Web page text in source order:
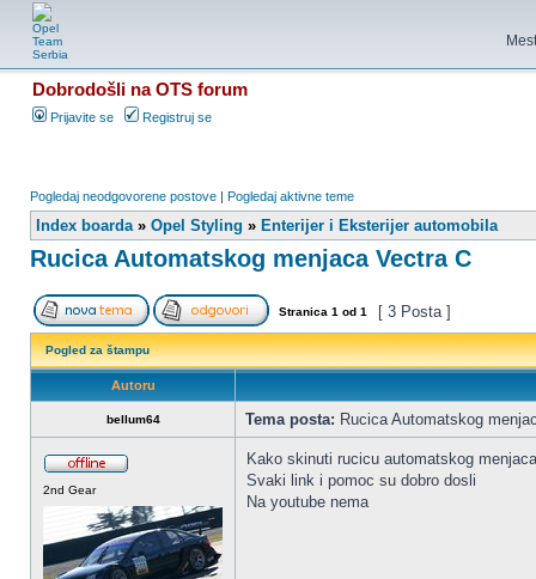
Dobrodošli na OTS forum
Prijavite se Registruj se
Pogledaj neodgovorene postove | Pogledaj aktivne teme
Index boarda» Opel Styling » Enterijer i Eksterijer automobila
Rucica Automatskog menjaca Vectra C
Stranica 1 od 1 [ 3 Posta ]
Pogled za štampu
Autoru
bellum64 Tema posta: Rucica Automatskog
2nd Gear
Kako skinuti rucicu automatskog
Svaki link i pomoc su dobro dosli
Na youtube nema